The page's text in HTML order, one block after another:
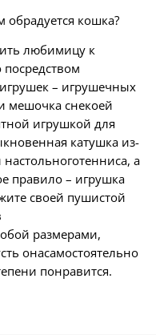
кошка?
любимицу к
– игрушечных
мешочка снекоей
игрушкой для
катушка из-
а
правило – игрушка
своей пушистой
размерами,
онасамостоятельно
понравится.